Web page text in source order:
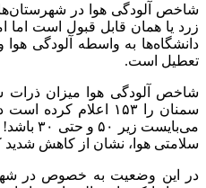
شاخص آلودگی هوا در
زرد یا همان قابل قبول است
دانشگاه‌ها به واسطه آلودگی هوا
تعطیل است.
سمنان را ۱۵۳ اعلام
می‌بایست
سلامتی هوا، نشان از کاهش شدید
در این وضعیت به خصوص در